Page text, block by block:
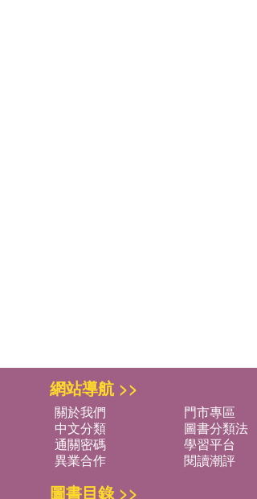
網站導航 >>
關於我們 門市專區
中文分類
圖書分類法
通關密碼
學習平台
異業合作
閱讀潮評
圖書目錄 >>